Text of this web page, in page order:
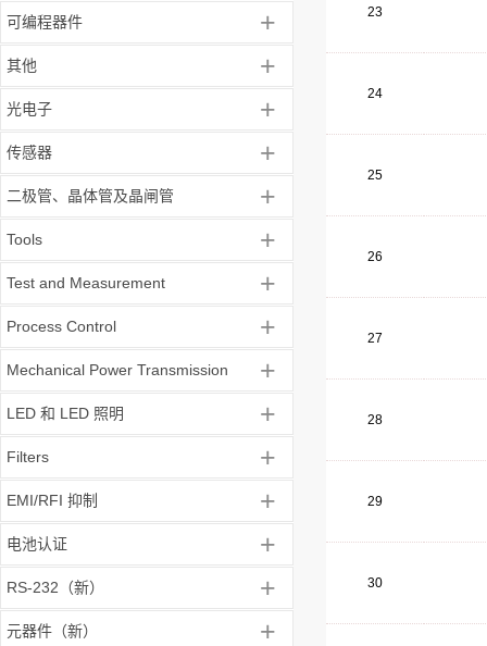
可编程器件 +
其他 +
光电子 +
传感器 +
二极管、晶体管及晶闸管 +
Tools +
Test and Measurement +
Process Control +
Mechanical Power Transmission +
LED 和 LED 照明 +
Filters +
EMI/RFI 抑制 +
电池认证 +
RS-232（新） +
元器件（新） +
23
24
25
26
27
28
29
30